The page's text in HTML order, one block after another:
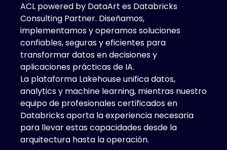
ACL powered by DataArt es Databricks
Consulting Partner. Diseñamos,
implementamos y operamos soluciones
confiables, seguras y eficientes para
transformar datos en decisiones y
aplicaciones prácticas de IA.
La plataforma Lakehouse unifica datos,
analytics y machine learning, mientras nuestro
equipo de profesionales certificados en
Databricks aporta la experiencia necesaria
para llevar estas capacidades desde la
arquitectura hasta la operación.